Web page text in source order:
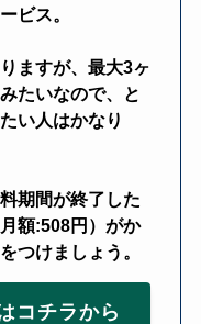
ビス。
ますが、最大3ヶ
たいなので、と
い人はかなり
期間が終了した
額:508円）がか
つけましょう。
コチラから